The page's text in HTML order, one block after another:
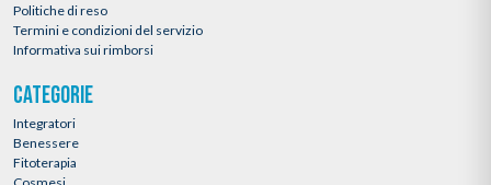
Politiche di reso
Termini e condizioni del servizio
Informativa sui rimborsi
CATEGORIE
Integratori
Benessere
Fitoterapia